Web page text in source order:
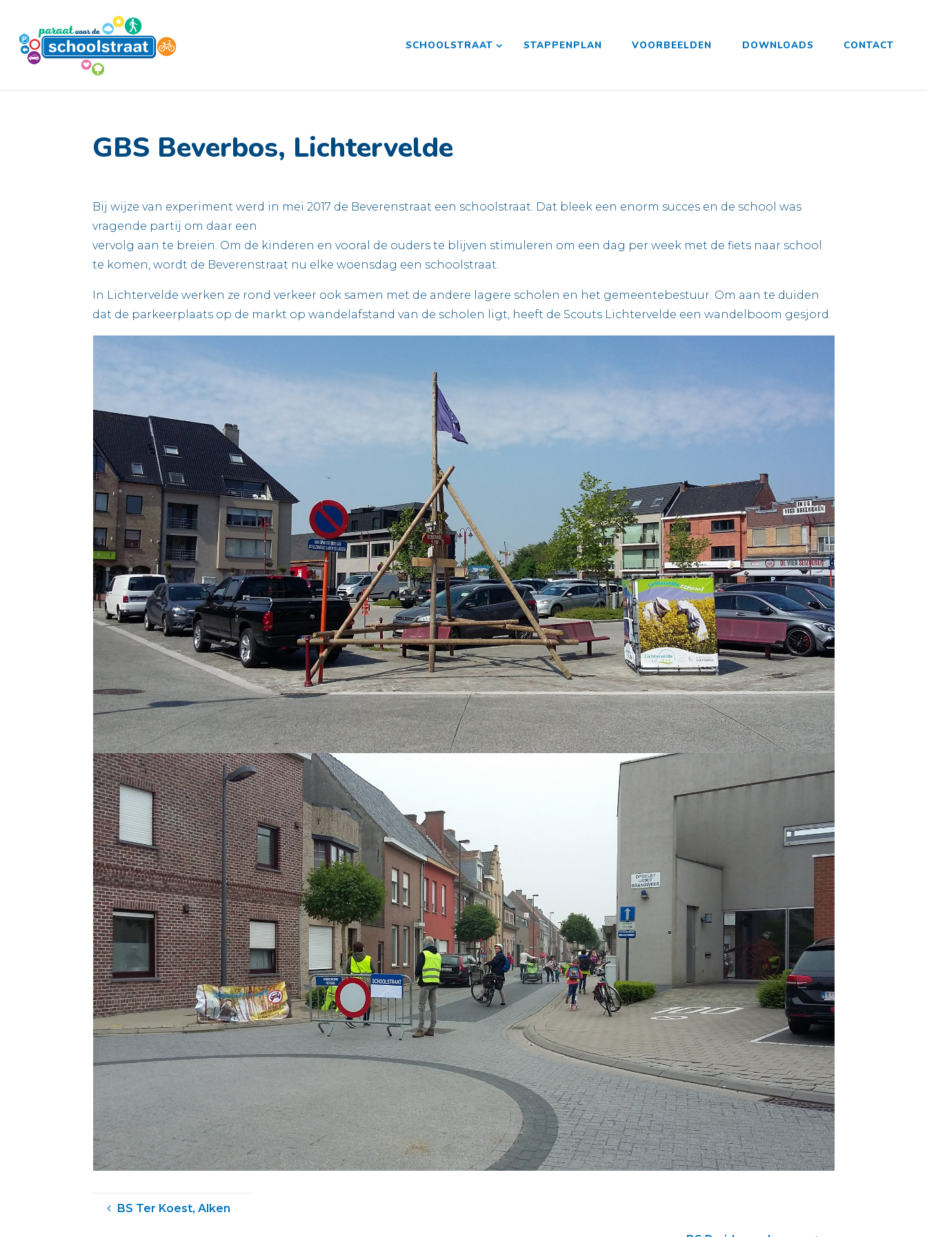
inhoud
SCHOOLSTRAAT STAPPENPLAN VOORBEELDEN DOWNLOADS CONTACT
GBS Beverbos, Lichtervelde
Bij wijze van experiment werd in mei 2017 de Beverenstraat een schoolstraat. Dat bleek een enorm succes en de school was
vragende partij om daar een
vervolg aan te breien. Om de kinderen en vooral de ouders te blijven stimuleren om een dag per week met de fiets naar school
te komen, wordt de Beverenstraat nu elke woensdag een schoolstraat.
In Lichtervelde werken ze rond verkeer ook samen met de andere lagere scholen en het gemeentebestuur. Om aan te duiden
dat de parkeerplaats op de markt op wandelafstand van de scholen ligt, heeft de Scouts Lichtervelde een wandelboom gesjord.
BS Ter Koest, Alken